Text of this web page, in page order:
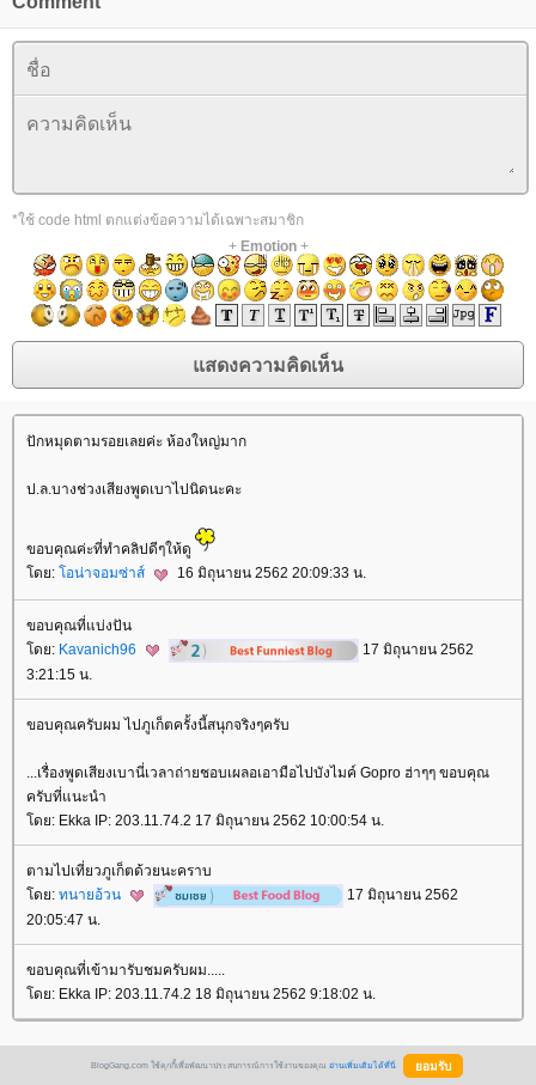
*ใช้ code html ตกแต่งข้อความได้เฉพาะสมาชิก
+ Emotion+
ปักหมุดตามรอยเลยค่ะ ห้องใหญ่มาก
ป.ล.บางช่วงเสียงพูดเบาไปนิดนะคะ
ขอบคุณค่ะที่ทำคลิปดีๆให้ดู
ดย: อน่าจอมซ่าส์ 16 มิถุนายน 2562 20:09:33 น.
ขอบคุณที่แบ่งปัน
ดย: Kavanich96
17 มิถุนายน 2562
3:21:15 น.
ขอบคุณครับผม ไปภูเก็ตครั้งนี้สนุกจริงๆครับ
...เรื่องพูดเสียงเบานี่เวลาถ่ายชอบเผลอเอามือไปบังไมค์ Gopro ฮ่าๆๆ ขอบคุณ
ครับที่แนะนำ
ดย: Ekka IP: 203.11.74.2 17 มิถุนายน 2562 10:00:54 น.
ตามไปเที่ยวภูเก็ตด้วยนะคราบ
ดย: ทนายอ้วน
17 มิถุนายน 2562
20:05:47 น.
ขอบคุณที่เข้ามารับชมครับผม.....
ดย: Ekka IP: 203.11.74.2 18 มิถุนายน 2562 9:18:02 น.
BlogGang.com ใช้คุกกี้เพื่อพัฒนาประสบการณ์การใช้งานของคุณ อ่านเพิ่มเติมได้ที่นี่